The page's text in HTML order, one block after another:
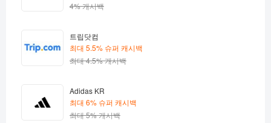
4% 캐시백
트립닷컴
최대 5.5% 슈퍼 캐시백
최대 4.5% 캐시백
Adidas KR
최대 6% 슈퍼 캐시백
최대 5% 캐시백